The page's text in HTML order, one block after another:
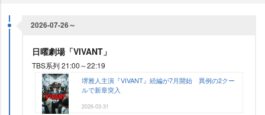
2026-07-26～
日曜劇場「VIVANT」
TBS系列 21:00～22:19
堺雅人主演『VIVANT』続編が7月開始 異例の2クー
ルで新章突入
2026-03-31